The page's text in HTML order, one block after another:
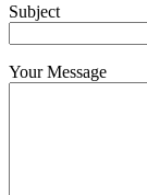
Subject
Your Message